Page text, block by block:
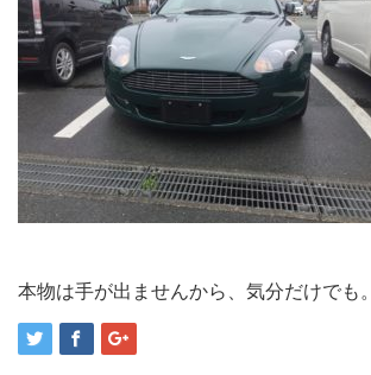
本物は手が出ませんから、気分だけでも。